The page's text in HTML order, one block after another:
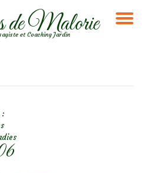
Malorie
et Coaching Jardin
: